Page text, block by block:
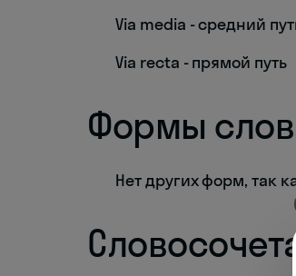
Via media - средний
Via recta - прямой путь
Формы
Нет других форм, так